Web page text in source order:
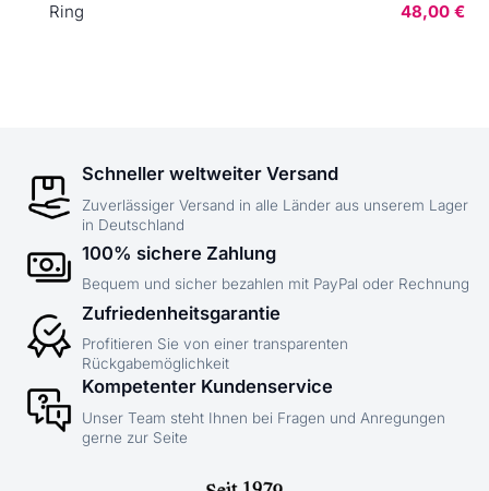
Ring
48,00 €
Schneller weltweiter Versand
Zuverlässiger Versand in alle Länder aus unserem Lager
in Deutschland
100% sichere Zahlung
Bequem und sicher bezahlen mit PayPal oder Rechnung
Zufriedenheitsgarantie
Profitieren Sie von einer transparenten
Rückgabemöglichkeit
Kompetenter Kundenservice
Unser Team steht Ihnen bei Fragen und Anregungen
gerne zur Seite